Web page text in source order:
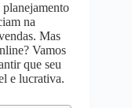
na
Mas
Vamos
que seu
e lucrativa.